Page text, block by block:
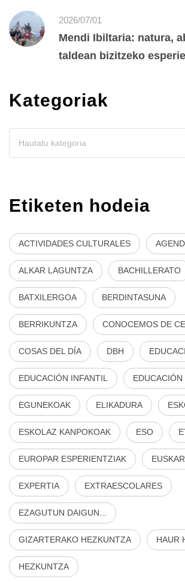
2026/07/01
Mendi Ibiltaria: natura,
taldean bizitzeko
Kategoriak
Etiketen hodeia
ACTIVIDADES CULTURALES
ALKAR LAGUNTZA BACHILLERATO
BATXILERGOA BERDINTASUNA
BERRIKUNTZA CONOCEMOS DE
COSAS DEL DÍA DBH
EDUCACIÓN INFANTIL
EGUNEKOAK ELIKADURA
ESKOLAZ KANPOKOAK ESO
EUROPAR ESPERIENTZIAK
EXPERTIA EXTRAESCOLARES
EZAGUTUN DAIGUN...
GIZARTERAKO HEZKUNTZA HAUR
HEZKUNTZA